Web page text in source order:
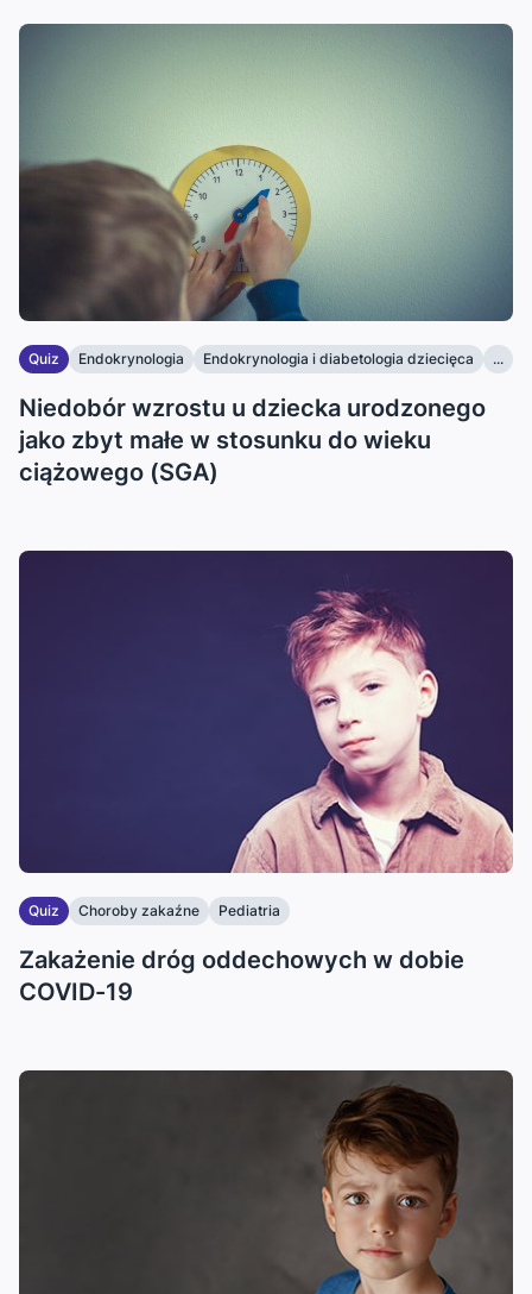
Quiz Endokrynologia Endokrynologia i diabetologia dziecięca ...
Niedobór wzrostu u dziecka urodzonego
jako zbyt małe w stosunku do wieku
ciążowego (SGA)
Quiz Choroby zakaźne Pediatria
Zakażenie dróg oddechowych w dobie
COVID-19